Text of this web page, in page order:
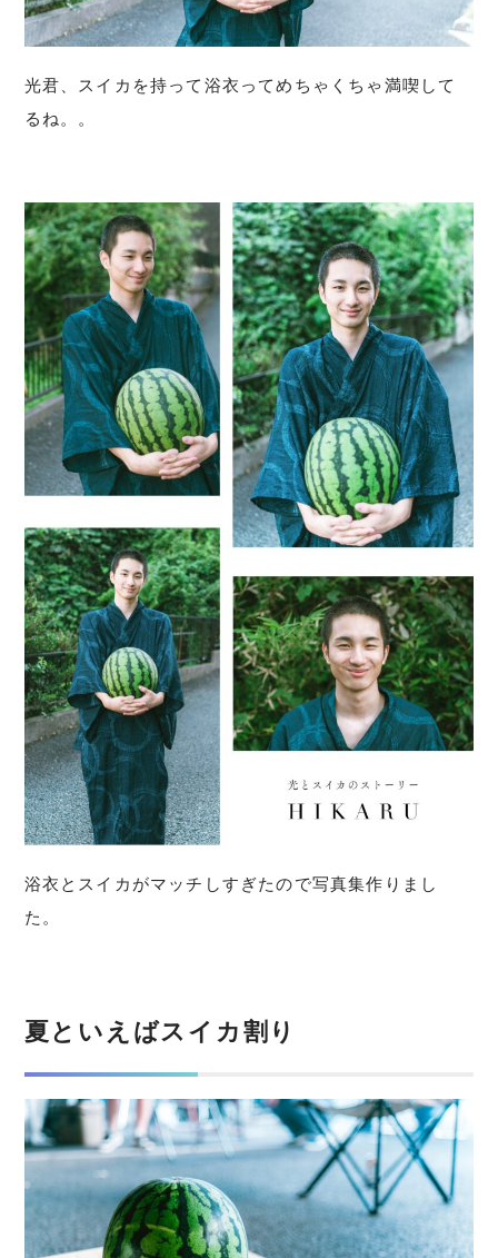
光君、スイカを持って浴衣ってめちゃくちゃ満喫して
るね。。
浴衣とスイカがマッチしすぎたので写真集作りまし
た。
夏といえばスイカ割り